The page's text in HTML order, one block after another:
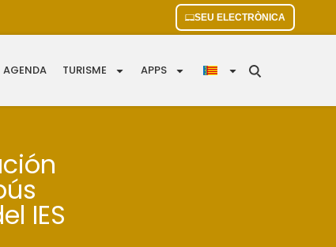
SEU ELECTRÒNICA
AGENDA TURISME APPS
IES